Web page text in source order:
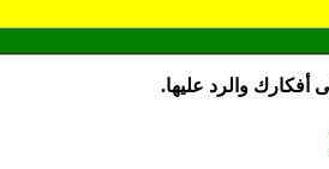
والرد عليها.